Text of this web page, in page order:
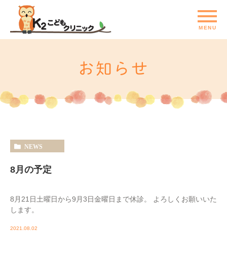
お知らせ
NEWS
8月の予定
8月21日土曜日から9月3日金曜日まで休診。 よろしくお願いいた
します。
2021.08.02